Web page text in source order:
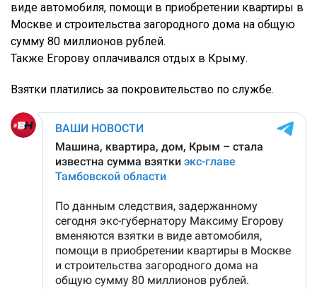
виде автомобиля, помощи в приобретении квартиры в
Москве и строительства загородного дома на общую
сумму 80 миллионов рублей.
Также Егорову оплачивался отдых в Крыму.
Взятки платились за покровительство по службе.